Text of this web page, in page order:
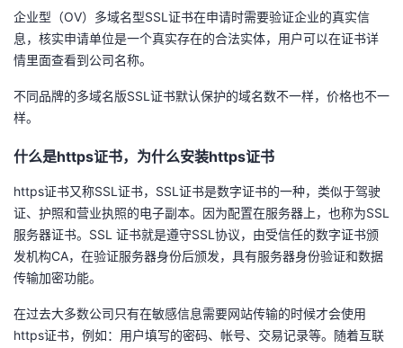
者
我
的
博
客
我
的
论
坛
我
的
圈
子
我
的
直
播
我
的
活
我
的
我
企业型（OV）多域名型SSL证书在申请时需要验证企业的真实信
息，核实申请单位是一个真实存在的合法实体，用户可以在证书详
情里面查看到公司名称。
不同品牌的多域名版SSL证书默认保护的域名数不一样，价格也不一
样。
什么是https证书，为什么安装https证书
https证书又称SSL证书，SSL证书是数字证书的一种，类似于驾驶
证、护照和营业执照的电子副本。因为配置在服务器上，也称为SSL
服务器证书。SSL 证书就是遵守SSL协议，由受信任的数字证书颁
发机构CA，在验证服务器身份后颁发，具有服务器身份验证和数据
传输加密功能。
在过去大多数公司只有在敏感信息需要网站传输的时候才会使用
https证书，例如：用户填写的密码、帐号、交易记录等。随着互联